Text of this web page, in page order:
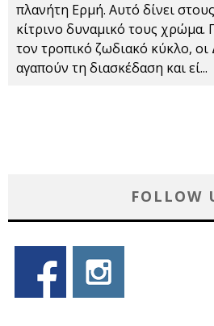
πλανήτη Ερμή. Αυτό δίνει
κίτρινο δυναμικό τους χρώμα.
τον τροπικό ζωδιακό κύκλο, οι
αγαπούν τη διασκέδαση και εί...
FOLLOW